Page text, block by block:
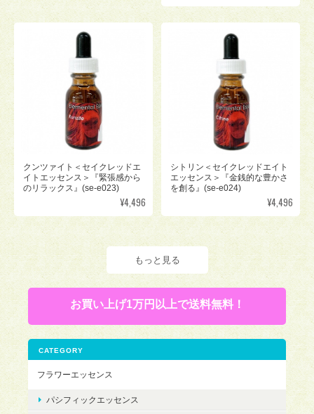
クンツァイト＜セイクレッドエ
イトエッセンス＞『緊張感から
のリラックス』(se-e023)
¥4,496
シトリン＜セイクレッドエイト
エッセンス＞『金銭的な豊かさ
を創る』(se-e024)
¥4,496
もっと見る
お買い上げ1万円以上で送料無料！
CATEGORY
フラワーエッセンス
パシフィックエッセンス